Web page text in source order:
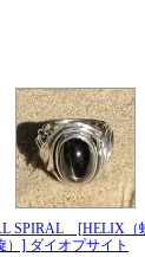
SPIRAL [HELIX（
）] ダイオプサイト